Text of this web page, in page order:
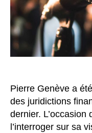
Pierre Genève a
des juridictions
dernier.
l’interroger sur sa